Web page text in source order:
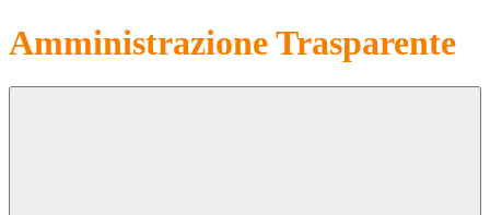
Amministrazione Trasparente